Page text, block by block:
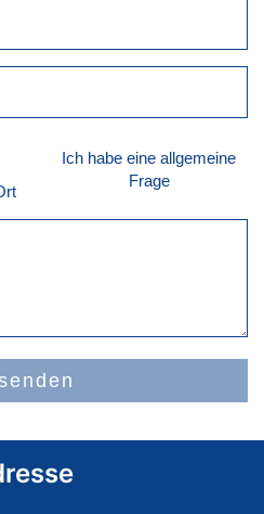
Ich habe eine allgemeine
Frage